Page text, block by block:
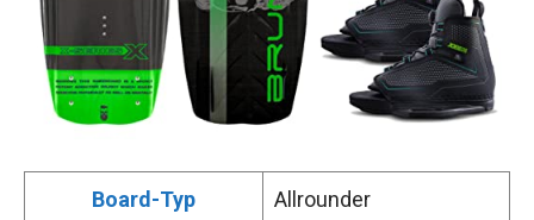
Board-Typ Allrounder